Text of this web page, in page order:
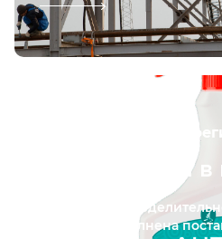
ООО «Газпром
Антисептики в
Для
г.Тамбов выполнена